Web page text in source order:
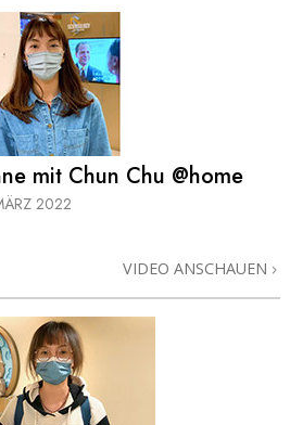
mit Chun Chu @home
2022
VIDEO ANSCHAUEN